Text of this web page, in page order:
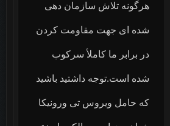
هرگونه تلاش سازمان دهی
شده ای جهت مقاومت کردن
در برابر ما کاملأ سرکوب
شده است.توجه داشتید باشید
که حامل ویروس تی ورونیکا